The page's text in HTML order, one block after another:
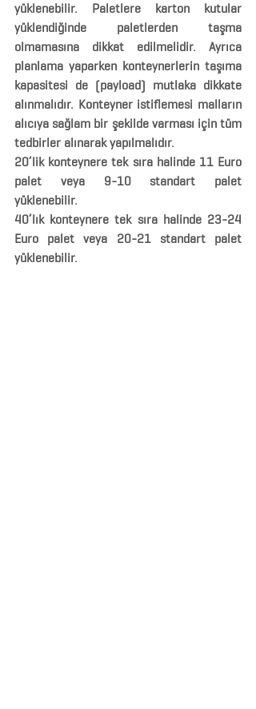
yüklenebilir. Paletlere karton kutular
yüklendiğinde paletlerden taşma
olmamasına dikkat edilmelidir. Ayrıca
planlama yaparken konteynerlerin taşıma
kapasitesi de (payload) mutlaka dikkate
alınmalıdır. Konteyner istiflemesi malların
alıcıya sağlam bir şekilde varması için tüm
tedbirler alınarak yapılmalıdır.
20’lik konteynere tek sıra halinde 11 Euro
palet veya 9-10 standart palet
yüklenebilir.
40’lık konteynere tek sıra halinde 23-24
Euro palet veya 20-21 standart palet
yüklenebilir.